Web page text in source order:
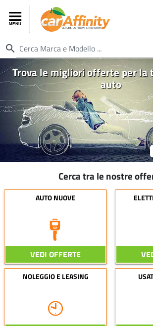
search
Trova le migliori offerte per la
auto
Cerca tra le nostre
AUTO NUOVE
VEDI OFFERTE
NOLEGGIO E LEASING